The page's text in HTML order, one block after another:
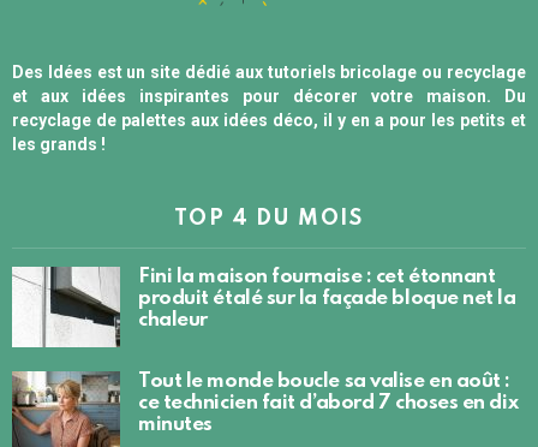
Des Idées est un site dédié aux tutoriels bricolage ou recyclage
et aux idées inspirantes pour décorer votre maison. Du
recyclage de palettes aux idées déco, il y en a pour les petits et
les grands !
TOP 4 DU MOIS
Fini la maison fournaise : cet étonnant
produit étalé sur la façade bloque net la
chaleur
Tout le monde boucle sa valise en août :
ce technicien fait d’abord 7 choses en dix
minutes